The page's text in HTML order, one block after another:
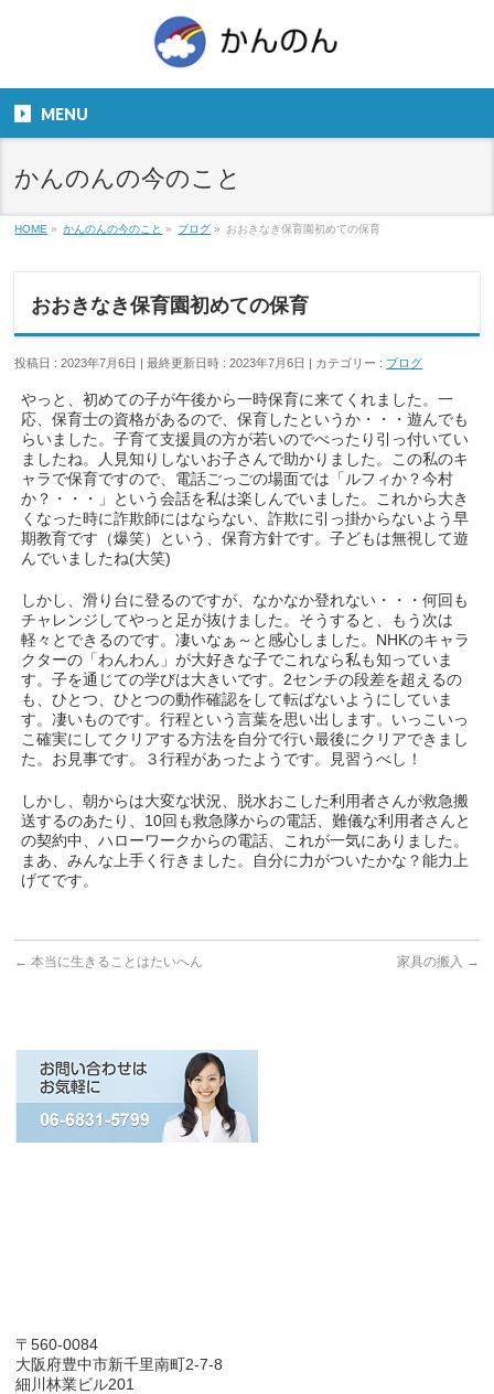
９：００～１８：００
MENU
かんのんの今のこと
HOME » かんのんの今のこと » ブログ » おおきなき保育園初めての保育
おおきなき保育園初めての保育
投稿日 : 2023年7月6日 最終更新日時 : 2023年7月6日 カテゴリー : ブログ
やっと、初めての子が午後から一時保育に来てくれました。一
応、保育士の資格があるので、保育したというか・・・遊んでも
らいました。子育て支援員の方が若いのでべったり引っ付いてい
ましたね。人見知りしないお子さんで助かりました。この私のキ
ャラで保育ですので、電話ごっごの場面では「ルフィか？今村
か？・・・」という会話を私は楽しんでいました。これから大き
くなった時に詐欺師にはならない、詐欺に引っ掛からないよう早
期教育です（爆笑）という、保育方針です。子どもは無視して遊
んでいましたね(大笑)
しかし、滑り台に登るのですが、なかなか登れない・・・何回も
チャレンジしてやっと足が抜けました。そうすると、もう次は
軽々とできるのです。凄いなぁ～と感心しました。NHKのキャラ
クターの「わんわん」が大好きな子でこれなら私も知っていま
す。子を通じての学びは大きいです。2センチの段差を超えるの
も、ひとつ、ひとつの動作確認をして転ばないようにしていま
す。凄いものです。行程という言葉を思い出します。いっこいっ
こ確実にしてクリアする方法を自分で行い最後にクリアできまし
た。お見事です。３行程があったようです。見習うべし！
しかし、朝からは大変な状況、脱水おこした利用者さんが救急搬
送するのあたり、10回も救急隊からの電話、難儀な利用者さんと
の契約中、ハローワークからの電話、これが一気にありました。
まあ、みんな上手く行きました。自分に力がついたかな？能力上
げてです。
← 本当に生きることはたいへん 家具の搬入 →
〒560-0084
大阪府豊中市新千里南町2-7-8
細川林業ビル201